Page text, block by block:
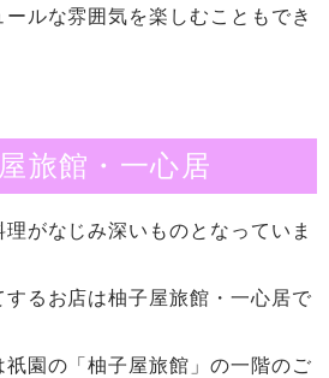
ルな雰囲気を楽しむこともでき
旅館・一心居
がなじみ深いものとなっていま
るお店は柚子屋旅館・一心居で
園の「柚子屋旅館」の一階のご